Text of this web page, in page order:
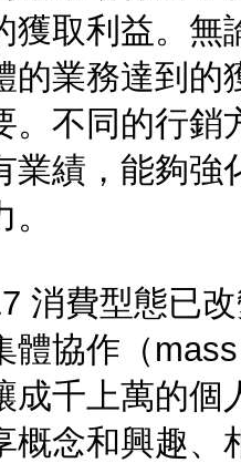
獲取利益。無
的業務達到的
。不同的行銷
業績，能夠強
。
消費型態已
體協作（
成千上萬的個
概念和興趣、